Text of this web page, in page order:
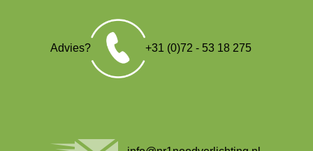
Advies? +31 (0)72 - 53 18 275